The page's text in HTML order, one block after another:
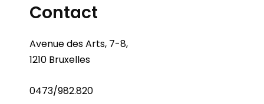
Contact
Avenue des Arts, 7-8,
1210 Bruxelles
0473/982.820